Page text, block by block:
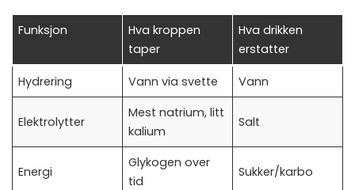
Funksjon
Hva kroppen
taper
Hva drikken
erstatter
Hydrering Vann via svette Vann
Elektrolytter
Mest natrium, litt
kalium
Salt
Energi
Glykogen over
tid
Sukker/karbo